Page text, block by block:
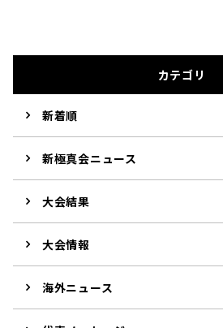
カテゴリ
新着順
新極真会ニュース
大会結果
大会情報
海外ニュース